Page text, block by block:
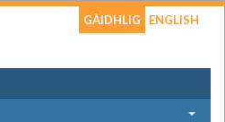
GÀIDHLIG ENGLISH